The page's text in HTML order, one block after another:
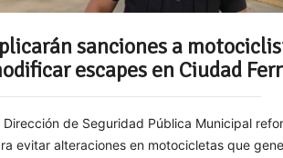
sanciones a
escapes en Ciudad
Dirección de Seguridad Pública Municipal
evitar alteraciones en motocicletas que